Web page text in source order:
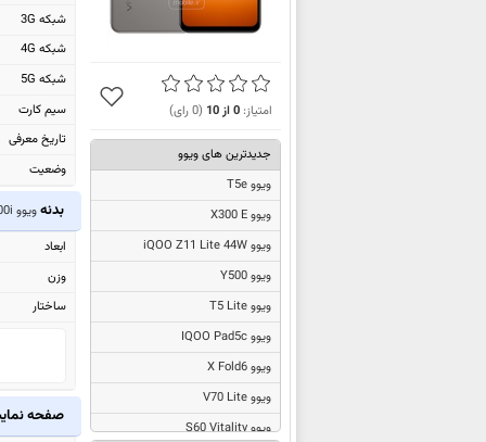
امتیاز:0از10
(
0رای)
جدیدترین های ویوو
ویوو T5e
ویوو X300 E
ویوو iQOO Z11 Lite 44W
ویوو Y500
ویوو T5 Lite
ویوو IQOO Pad5c
ویوو X Fold6
ویوو V70 Lite
ویوو S60 Vitality
شبکه 3G
شبکه 4G
شبکه 5G
سیم کارت
تاریخ معرفی
وضعیت
بدنهویوو Y300i
ابعاد
وزن
ساختار
صفحه